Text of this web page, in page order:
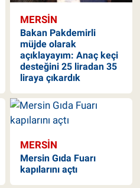
MERSIN
Bakan Pakdemirli
müjde olarak
açıklayayım: Anaç keçi
desteğini 25 liradan 35
liraya çıkardık
MERSIN
Mersin Gıda Fuarı
kapılarını açtı